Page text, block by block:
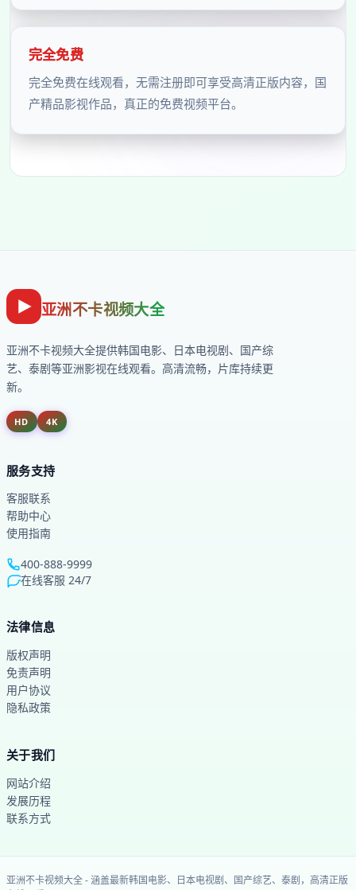
完全免费
完全免费在线观看，无需注册即可享受高清正版内容，国
产精品影视作品，真正的免费视频平台。
亚洲不卡视频大全
亚洲不卡视频大全提供韩国电影、日本电视剧、国产综
艺、泰剧等亚洲影视在线观看。高清流畅，片库持续更
新。
HD 4K
服务支持
客服联系
帮助中心
使用指南
400-888-9999
在线客服 24/7
法律信息
版权声明
免责声明
用户协议
隐私政策
关于我们
网站介绍
发展历程
联系方式
亚洲不卡视频大全-涵盖最新韩国电影、日本电视剧、国产综艺、泰剧，高清正版